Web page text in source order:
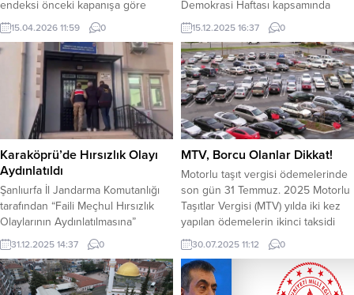
endeksi önceki kapanışa göre
yaklaşık yüzde 0,24 artışla
14.236,21 puandan başladı. BİST
100 endeksi, önceki gün kapanışı
14.202,24 puandan yaptı. BİST 100
endeksi, saat 11.54 itibariyle
14.245,04 puandan işlem görüyor.
BİST 30 endeksi ise aynı saat
itibariyle 16.365,45 puandan işlem...
15.04.2026 11:59 0
Demokrasi Haftası kapsamında
düzenlenen “Sesini Aç!” adlı hak ve
değerler atölyesiyle, çocukları yerel
demokrasiyle buluşturdu. Etkinlikte,
yerel demokrasinin minik
kahramanları bir araya gelerek
insan haklarını ve katılım hakkını
oyun temelli etkinliklerle öğrenme
fırsatı buldu. 6-8 yaş arası
çocuklara yönelik olarak
gerçekleştirilen ve...
15.12.2025 16:37 0
Karaköprü’de Hırsızlık Olayı
Aydınlatıldı
Şanlıurfa İl Jandarma Komutanlığı
tarafından “Faili Meçhul Hırsızlık
Olaylarının Aydınlatılmasına”
yönelik sürdürülen çalışmalar
kapsamında, Karaköprü ilçesinde
meydana gelen bir hırsızlık olayı
aydınlatıldı. Edinilen bilgilere göre,
31.12.2025 14:37 0
MTV, Borcu Olanlar Dikkat!
Motorlu taşıt vergisi ödemelerinde
son gün 31 Temmuz. 2025 Motorlu
Taşıtlar Vergisi (MTV) yılda iki kez
yapılan ödemelerin ikinci taksidi
Temmuz ayında yapılıyor.1-31
Temmuz tarihleri arasında yapılan
MTV ödemeleri için son iki gün.
Motorlu Taşıt Vergisi (MTV) borcunu
30.07.2025 11:12 0